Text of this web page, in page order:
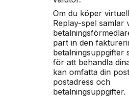
Om du köper
Replay-spel samlar
part in den
betalningsuppgifter
för att behandla
kan omfatta din
postadress och
betalningsuppgifter.